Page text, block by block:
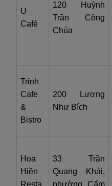
U
Café
120 Huỳnh
Trần Công
Chúa
Trinh
Cafe
&
Bistro
200 Lương
Như Bích
Hoa
Hiền
33 Trần
Quang Khải,